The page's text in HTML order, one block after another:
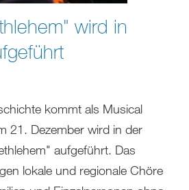
wird in
kommt als Musical
21. Dezember wird in der
aufgeführt. Das
lokale und regionale Chöre